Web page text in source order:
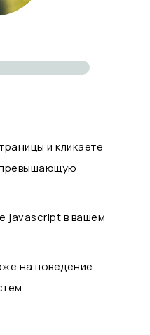
и кликаете
javascript в вашем
на поведение